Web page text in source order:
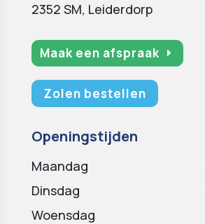
2352 SM, Leiderdorp
Maak een afspraak
Zolen bestellen
Openingstijden
Maandag
Dinsdag
Woensdag